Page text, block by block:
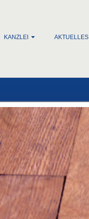
KANZLEI AKTUELLES